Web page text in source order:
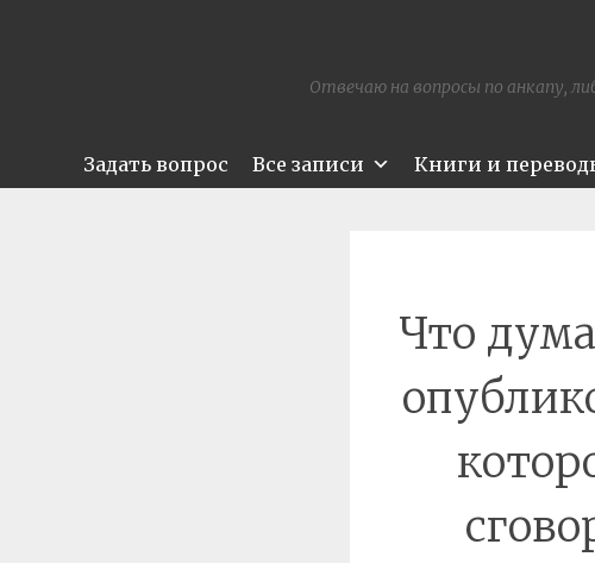
Отвечаю на вопросы по анкапу,
Задать вопрос Все записи Книги и
Что